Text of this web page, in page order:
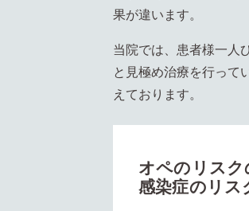
果が違います。
当院では、患者様一人
と見極め治療を行って
えております。
オペのリスク
感染症のリス